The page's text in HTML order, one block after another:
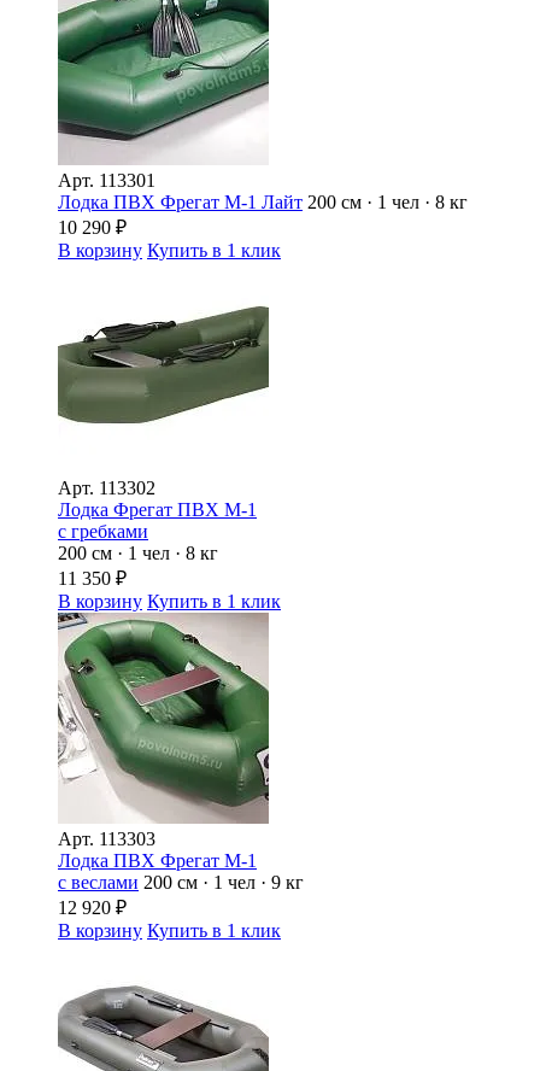
Арт. 113301
Лодка ПВХ Фрегат М-1 Лайт 200 см · 1 чел · 8 кг
10 290 ₽
В корзину Купить в 1 клик
Арт. 113302
Лодка Фрегат ПВХ М-1
с гребками
200 см · 1 чел · 8 кг
11 350 ₽
В корзину Купить в 1 клик
Арт. 113303
Лодка ПВХ Фрегат М-1
с веслами 200 см · 1 чел · 9 кг
12 920 ₽
В корзину Купить в 1 клик